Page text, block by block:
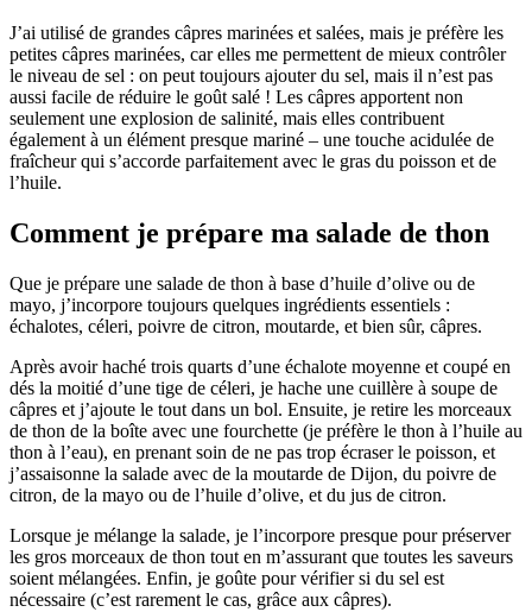
J’ai utilisé de grandes câpres marinées et salées, mais je préfère les
petites câpres marinées, car elles me permettent de mieux contrôler
le niveau de sel : on peut toujours ajouter du sel, mais il n’est pas
aussi facile de réduire le goût salé ! Les câpres apportent non
seulement une explosion de salinité, mais elles contribuent
également à un élément presque mariné – une touche acidulée de
fraîcheur qui s’accorde parfaitement avec le gras du poisson et de
l’huile.
Comment je prépare ma salade de thon
Que je prépare une salade de thon à base d’huile d’olive ou de
mayo, j’incorpore toujours quelques ingrédients essentiels :
échalotes, céleri, poivre de citron, moutarde, et bien sûr, câpres.
Après avoir haché trois quarts d’une échalote moyenne et coupé en
dés la moitié d’une tige de céleri, je hache une cuillère à soupe de
câpres et j’ajoute le tout dans un bol. Ensuite, je retire les morceaux
de thon de la boîte avec une fourchette (je préfère le thon à l’huile au
thon à l’eau), en prenant soin de ne pas trop écraser le poisson, et
j’assaisonne la salade avec de la moutarde de Dijon, du poivre de
citron, de la mayo ou de l’huile d’olive, et du jus de citron.
Lorsque je mélange la salade, je l’incorpore presque pour préserver
les gros morceaux de thon tout en m’assurant que toutes les saveurs
soient mélangées. Enfin, je goûte pour vérifier si du sel est
nécessaire (c’est rarement le cas, grâce aux câpres).